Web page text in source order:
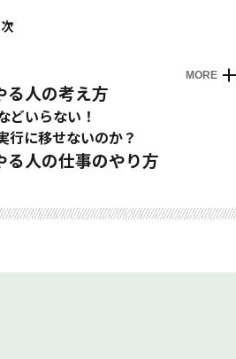
MORE
ル
ール
人の考え方
いらない！
けていく
る人と思われる
持ちに余裕ができる
い。その場その場で最善の選択
に移せないのか？
とアイデアを実行できる人
ってこない
たは壮大すぎる
人の仕事のやり方
をポストイットに書く
す